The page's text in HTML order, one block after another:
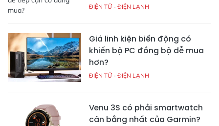
ĐIỆN TỬ - ĐIỆN LẠNH
Giá linh kiện biến động có
khiến bộ PC đồng bộ dễ mua
hơn?
ĐIỆN TỬ - ĐIỆN LẠNH
Venu 3S có phải smartwatch
cân bằng nhất của Garmin?